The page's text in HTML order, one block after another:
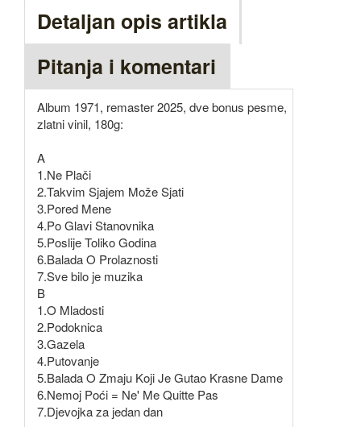
Detaljan opis artikla
Pitanja i komentari
Album 1971, remaster 2025, dve bonus pesme,
zlatni vinil, 180g:
A
1.Ne Plači
2.Takvim Sjajem Može Sjati
3.Pored Mene
4.Po Glavi Stanovnika
5.Poslije Toliko Godina
6.Balada O Prolaznosti
7.Sve bilo je muzika
B
1.O Mladosti
2.Podoknica
3.Gazela
4.Putovanje
5.Balada O Zmaju Koji Je Gutao Krasne Dame
6.Nemoj Poći = Ne' Me Quitte Pas
7.Djevojka za jedan dan